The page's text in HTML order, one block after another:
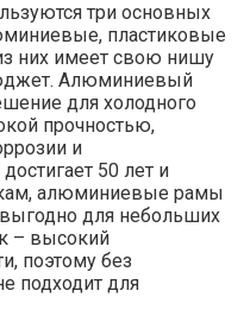
три основных
пластиковые
них имеет свою нишу
Алюминиевый
для холодного
прочностью,
и
50 лет и
алюминиевые рамы
для небольших
– высокий
поэтому без
подходит для